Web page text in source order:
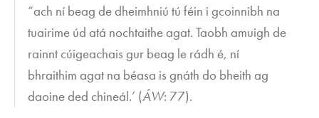
“ach ní beag de dheimhniú tú féin i gcoinnibh na
tuairime úd atá nochtaithe agat. Taobh amuigh de
rainnt cúigeachais gur beag le rádh é, ní
bhraithim agat na béasa is gnáth do bheith ag
daoine ded chineál.’ (ÁW: 77).